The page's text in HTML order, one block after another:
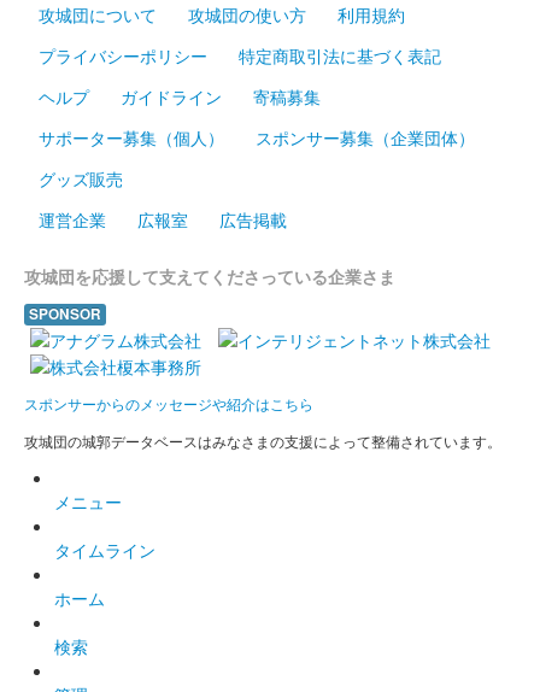
姫路城 御城印 羽柴秀吉版
姫路城 御城印 鏡花水月版
配布終了
姫路城三の丸広場で行われた姫路城ライトアップイベント「 鏡
花水月」のチケット購入者全員に配布された御城印。特別なツア
合わせると特別な御城印が完……
姫路城 御城印
姫路城 御城印
販売終了
姫路城 御城印
攻城団について 攻城団の使い方
利用規約
プライバシーポリシー
特定商取引法に基づく表記
ヘルプ
ガイドライン
寄稿募集
サポーター募集（個人）
スポンサー募集（企業団体）
グッズ販売
運営企業
広報室 広告掲載
攻城団を応援して支えてくださっている企業さま
SPONSOR
スポンサーからのメッセージや紹介はこちら
攻城団の城郭データベースはみなさまの支援によって整備されています。
メニュー
タイムライン
ホーム
検索